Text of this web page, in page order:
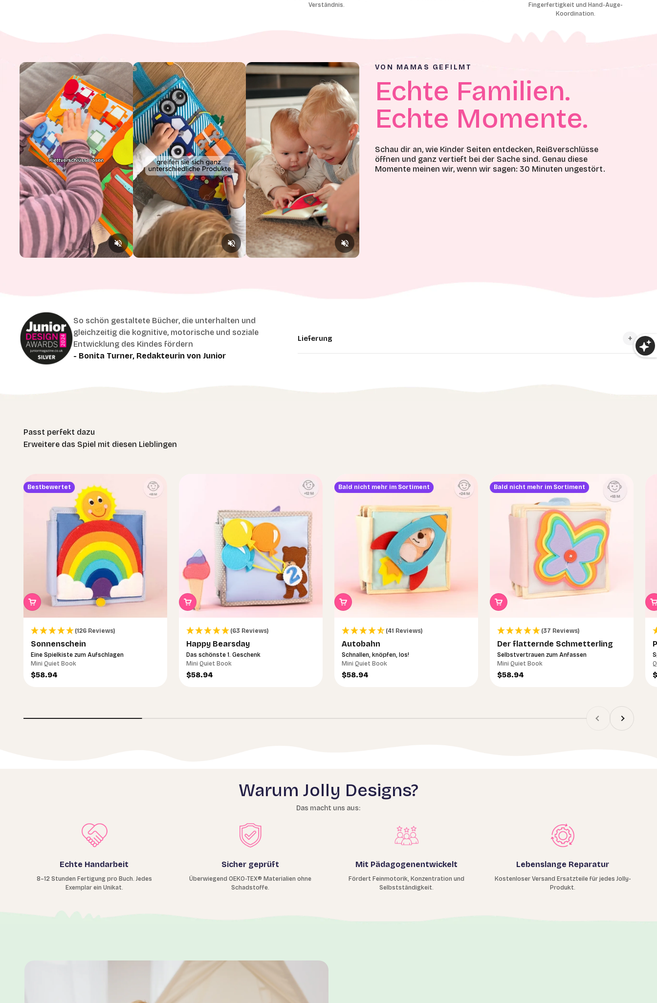
Verständnis.
Fingerfertigkeit und Hand-Auge-
Koordination.
VON MAMAS GEFILMT
Echte Familien.
Echte Momente.
Schau dir an, wie Kinder Seiten entdecken, Reißverschlüsse
öffnen und ganz vertieft bei der Sache sind. Genau diese
Momente meinen wir, wenn wir sagen: 30 Minuten ungestört.
So schön gestaltete Bücher, die unterhalten und
gleichzeitig die kognitive, motorische und soziale
Entwicklung des Kindes fördern
- Bonita Turner, Redakteurin von Junior
Lieferung
Erweitere das Spiel mit diesen Lieblingen
Bestbewertet
(126 Reviews)
Sonnenschein
Eine Spielkiste zum Aufschlagen
Mini Quiet Book
Angebot
$58.94
(63 Reviews)
Happy Bearsday
Das schönste 1. Geschenk
Mini Quiet Book
Angebot
$58.94
Bald nicht mehr im Sortiment
(41 Reviews)
Autobahn
Schnallen, knöpfen, los!
Mini Quiet Book
Angebot
$58.94
Bald nicht mehr im Sortiment
(37 Reviews)
Der flatternde Schmetterling
Selbstvertrauen zum Anfassen
Mini Quiet Book
Angebot
$58.94
ZurückVor
Warum Jolly Designs?
Das macht uns aus:
Echte Handarbeit
8–12 Stunden Fertigung pro Buch. Jedes
Exemplar ein Unikat.
Sicher geprüft
Überwiegend OEKO-TEX® Materialien ohne
Schadstoffe.
Mit Pädagogenentwickelt
Fördert Feinmotorik, Konzentration und
Selbstständigkeit.
Lebenslange Reparatur
Kostenloser Versand Ersatzteile für jedes Jolly-
Produkt.